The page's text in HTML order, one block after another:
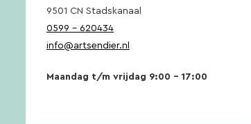
9501 CN Stadskanaal
0599 – 620434
info@artsendier.nl
Maandag t/m vrijdag 9:00 – 17:00